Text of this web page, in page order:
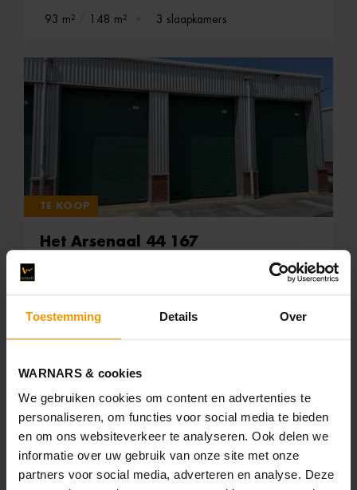
Toestemming Details Over
WARNARS & cookies
We gebruiken cookies om content en advertenties te
personaliseren, om functies voor social media te bieden
en om ons websiteverkeer te analyseren. Ook delen we
informatie over uw gebruik van onze site met onze
partners voor social media, adverteren en analyse. Deze
93 m² 148 m² 3 slaapkamers
TE KOOP
Het Arsenaal 44 167
€ 57.500,- k.k.